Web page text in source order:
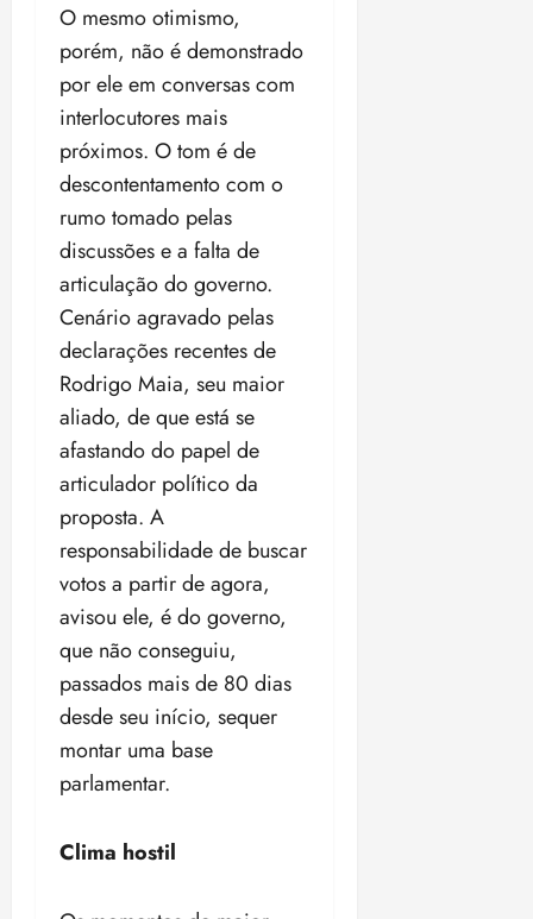
O mesmo otimismo,
porém, não é demonstrado
por ele em conversas com
interlocutores mais
próximos. O tom é de
descontentamento com o
rumo tomado pelas
discussões e a falta de
articulação do governo.
Cenário agravado pelas
declarações recentes de
Rodrigo Maia, seu maior
aliado, de que está se
afastando do papel de
articulador político da
proposta. A
responsabilidade de buscar
votos a partir de agora,
avisou ele, é do governo,
que não conseguiu,
passados mais de 80 dias
desde seu início, sequer
montar uma base
parlamentar.
Clima hostil